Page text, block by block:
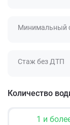
Минимальный
Стаж без ДТП
Количество
1 и